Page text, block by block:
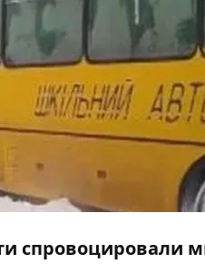
спровоцировали